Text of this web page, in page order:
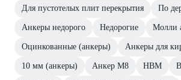
Для пустотелых плит перекрытия По
Анкеры недорого Недорогие Молли
Оцинкованные (анкеры) Анкеры для
10 мм (анкеры) Анкер М8 HBM